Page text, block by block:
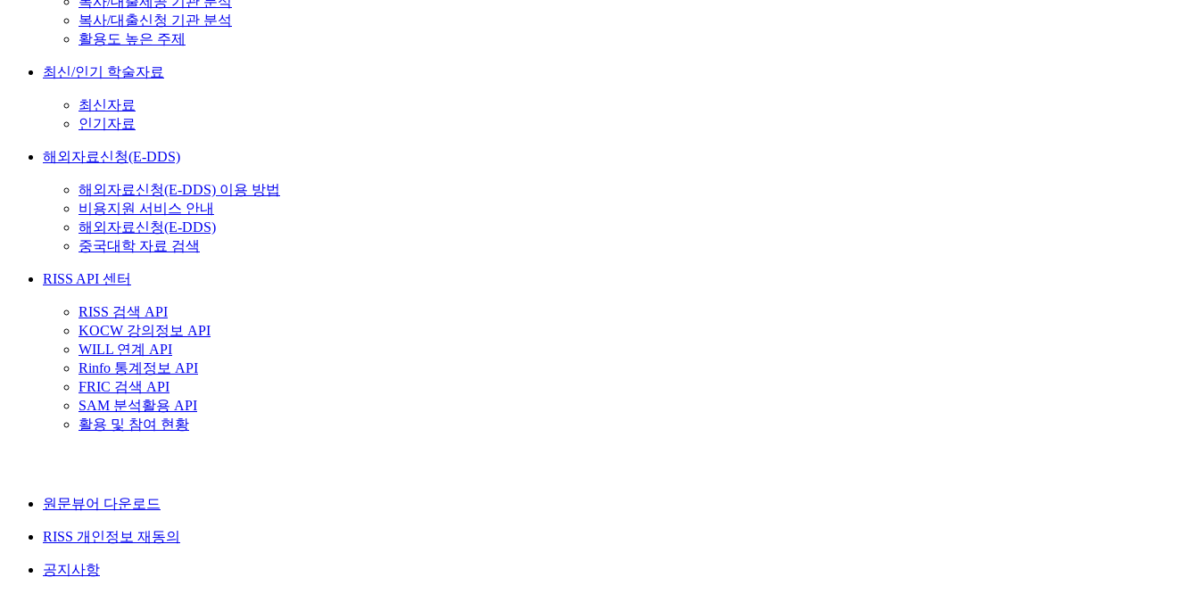
복사/대출신청 기관 분석
활용도 높은 주제
최신/인기 학술자료
최신자료
인기자료
해외자료신청(E-DDS)
해외자료신청(E-DDS) 이용 방법
비용지원 서비스 안내
해외자료신청(E-DDS)
중국대학 자료 검색
RISS API 센터
RISS 검색 API
KOCW 강의정보 API
WILL 연계 API
Rinfo 통계정보 API
FRIC 검색 API
SAM 분석활용 API
활용 및 참여 현황
원문뷰어 다운로드
RISS 개인정보 재동의
공지사항